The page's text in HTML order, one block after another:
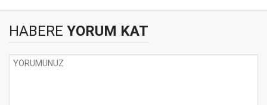
HABERE YORUM KAT